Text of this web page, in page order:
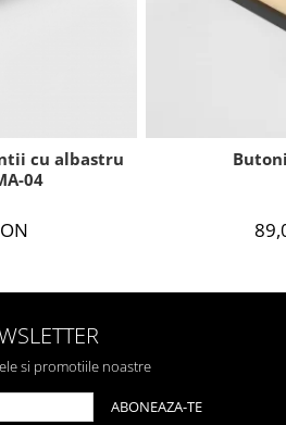
cu albastru
04
si promotiile noastre